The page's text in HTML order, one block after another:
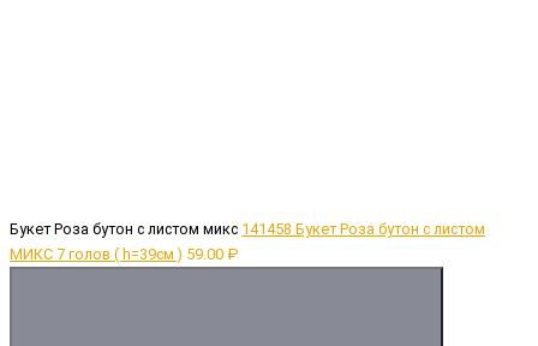
Букет Роза бутон с листом микс 141458 Букет Роза бутон с листом
МИКС 7 голов ( h=39см ) 59.00 ₽